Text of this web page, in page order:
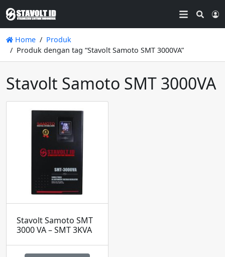
Home
Produk
Produk dengan tag “Stavolt Samoto SMT 3000VA”
Stavolt Samoto SMT 3000VA
Stavolt Samoto SMT
3000 VA – SMT 3KVA